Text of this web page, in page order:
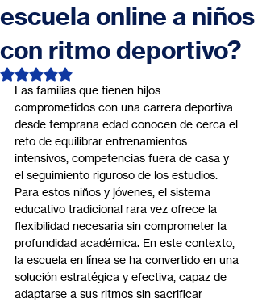
escuela online a niños
con ritmo deportivo?
Obtuvo NaN de 5 estrellas.
Las familias que tienen hijos
comprometidos con una carrera deportiva
desde temprana edad conocen de cerca el
reto de equilibrar entrenamientos
intensivos, competencias fuera de casa y
el seguimiento riguroso de los estudios.
Para estos niños y jóvenes, el sistema
educativo tradicional rara vez ofrece la
flexibilidad necesaria sin comprometer la
profundidad académica. En este contexto,
la escuela en línea se ha convertido en una
solución estratégica y efectiva, capaz de
adaptarse a sus ritmos sin sacrificar